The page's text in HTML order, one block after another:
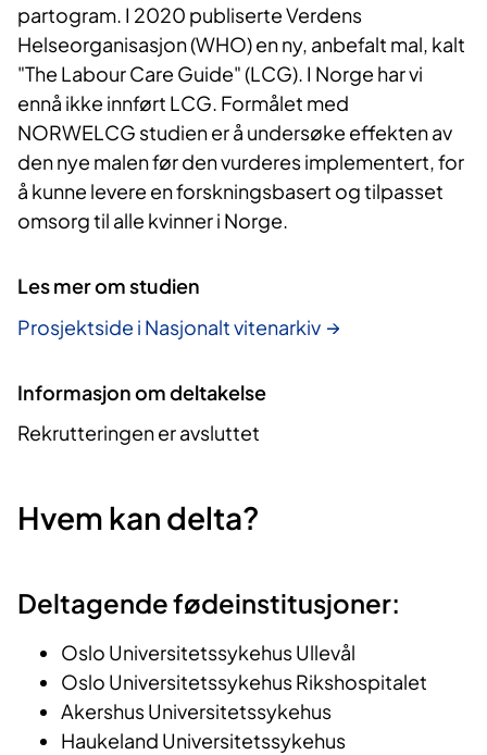
partogram. I 2020 publiserte Verdens
Helseorganisasjon (WHO) en ny, anbefalt mal, kalt
"The Labour Care Guide" (LCG). I Norge har vi
ennå ikke innført LCG. Formålet med
NORWELCG studien er å undersøke effekten av
den nye malen før den vurderes implementert, for
å kunne levere en forskningsbasert og tilpasset
omsorg til alle kvinner i Norge.
Les mer om studien
Prosjektside i Nasjonalt vitenarkiv
Informasjon om deltakelse
Rekrutteringen er avsluttet
Hvem kan delta?
Deltagende fødeinstitusjoner:
Oslo Universitetssykehus Ullevål
Oslo Universitetssykehus Rikshospitalet
Akershus Universitetssykehus
Haukeland Universitetssykehus